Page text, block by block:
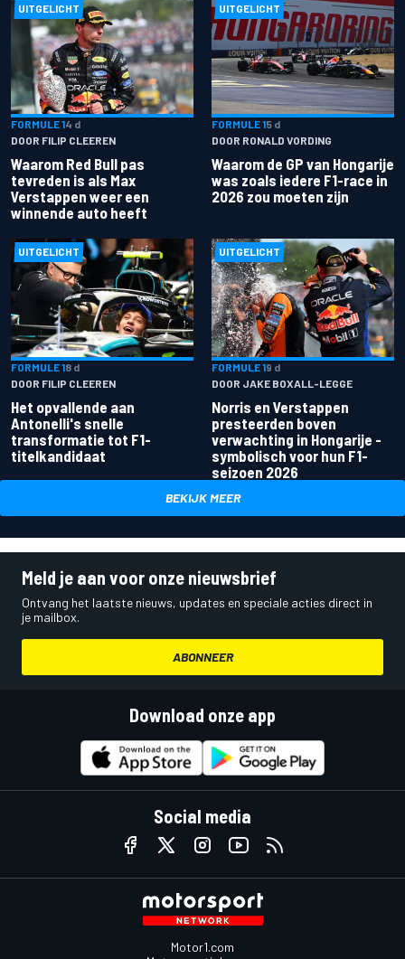
UITGELICHT
FORMULE 14 d
DOOR FILIP CLEEREN
Waarom Red Bull pas
tevreden is als Max
Verstappen weer een
winnende auto heeft
UITGELICHT
FORMULE 15 d
DOOR RONALD VORDING
Waarom de GP van Hongarije
was zoals iedere F1-race in
2026 zou moeten zijn
UITGELICHT
FORMULE 18 d
DOOR FILIP CLEEREN
Het opvallende aan
Antonelli's snelle
transformatie tot F1-
titelkandidaat
UITGELICHT
FORMULE 19 d
DOOR JAKE BOXALL-LEGGE
Norris en Verstappen
presteerden boven
verwachting in Hongarije -
symbolisch voor hun F1-
seizoen 2026
BEKIJK MEER
Meld je aan voor onze nieuwsbrief
Ontvang het laatste nieuws, updates en speciale acties direct in
je mailbox.
ABONNEER
Download onze app
Social media
Motor1.com